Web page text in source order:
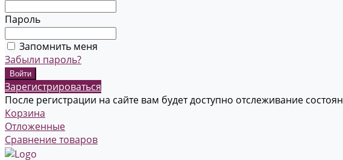
Пароль
Запомнить меня
Забыли пароль?
Зарегистрироваться
После регистрации на сайте вам будет доступно отслеживание
Корзина
Отложенные
Сравнение товаров